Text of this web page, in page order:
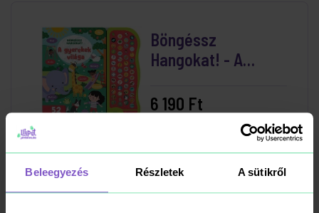
Beleegyezés Részletek A sütikről
Böngéssz
Hangokat! - A
6 190 Ft